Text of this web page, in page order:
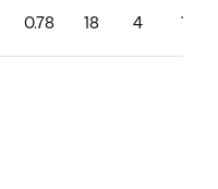
0.78 18 4 12